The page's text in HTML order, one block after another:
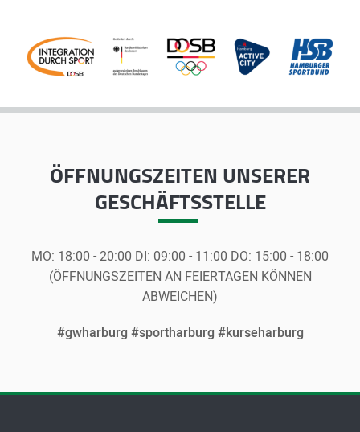
ÖFFNUNGSZEITENUNSERER
GESCHÄFTSSTELLE
MO: 18:00 - 20:00 DI: 09:00 - 11:00 DO: 15:00 - 18:00
(ÖFFNUNGSZEITEN AN FEIERTAGEN KÖNNEN
ABWEICHEN)
#gwharburg #sportharburg #kurseharburg